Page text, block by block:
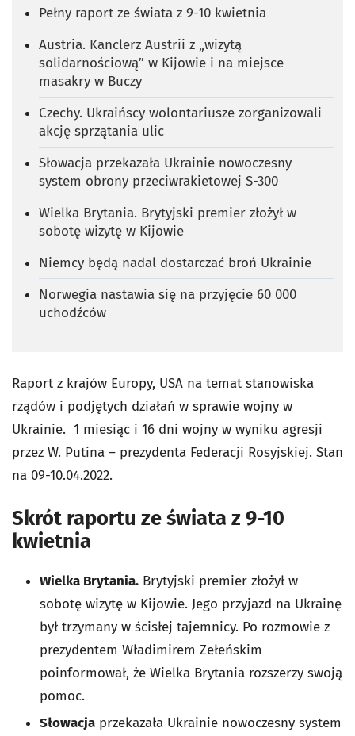
Pełny raport ze świata z 9-10 kwietnia
Austria. Kanclerz Austrii z „wizytą
solidarnościową” w Kijowie i na miejsce
masakry w Buczy
Czechy. Ukraińscy wolontariusze zorganizowali
akcję sprzątania ulic
Słowacja przekazała Ukrainie nowoczesny
system obrony przeciwrakietowej S-300
Wielka Brytania. Brytyjski premier złożył w
sobotę wizytę w Kijowie
Niemcy będą nadal dostarczać broń Ukrainie
Norwegia nastawia się na przyjęcie 60 000
uchodźców
Raport z krajów Europy, USA na temat stanowiska
rządów i podjętych działań w sprawie wojny w
Ukrainie. 1 miesiąc i 16 dni wojny w wyniku agresji
przez W. Putina – prezydenta Federacji Rosyjskiej. Stan
na 09-10.04.2022.
Skrót raportu ze świata z 9-10
kwietnia
Wielka Brytania. Brytyjski premier złożył w
sobotę wizytę w Kijowie. Jego przyjazd na Ukrainę
był trzymany w ścisłej tajemnicy. Po rozmowie z
prezydentem Władimirem Zełeńskim
poinformował, że Wielka Brytania rozszerzy swoją
pomoc.
Słowacja przekazała Ukrainie nowoczesny system